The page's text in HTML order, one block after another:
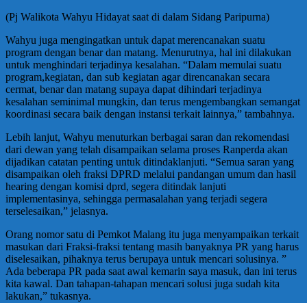
(Pj Walikota Wahyu Hidayat saat di dalam Sidang Paripurna)
Wahyu juga mengingatkan untuk dapat merencanakan suatu
program dengan benar dan matang. Menurutnya, hal ini dilakukan
untuk menghindari terjadinya kesalahan. “Dalam memulai suatu
program,kegiatan, dan sub kegiatan agar direncanakan secara
cermat, benar dan matang supaya dapat dihindari terjadinya
kesalahan seminimal mungkin, dan terus mengembangkan semangat
koordinasi secara baik dengan instansi terkait lainnya,” tambahnya.
Lebih lanjut, Wahyu menuturkan berbagai saran dan rekomendasi
dari dewan yang telah disampaikan selama proses Ranperda akan
dijadikan catatan penting untuk ditindaklanjuti. “Semua saran yang
disampaikan oleh fraksi DPRD melalui pandangan umum dan hasil
hearing dengan komisi dprd, segera ditindak lanjuti
implementasinya, sehingga permasalahan yang terjadi segera
terselesaikan,” jelasnya.
Orang nomor satu di Pemkot Malang itu juga menyampaikan terkait
masukan dari Fraksi-fraksi tentang masih banyaknya PR yang harus
diselesaikan, pihaknya terus berupaya untuk mencari solusinya. ”
Ada beberapa PR pada saat awal kemarin saya masuk, dan ini terus
kita kawal. Dan tahapan-tahapan mencari solusi juga sudah kita
lakukan,” tukasnya.